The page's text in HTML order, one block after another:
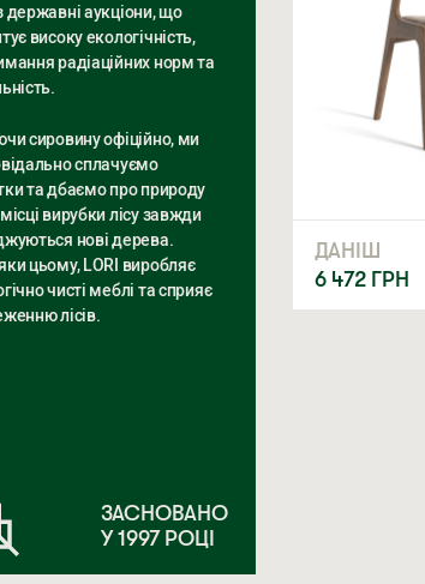
державні аукціони, що
високу екологічність,
радіаційних норм та
сировину офіційно, ми
сплачуємо
та дбаємо про природу
вирубки лісу завжди
нові дерева.
цьому, LORI виробляє
чисті меблі та сприяє
лісів.
ЗАСНОВАНО
У 1997 РОЦІ
ДАНІШ
6 472 ГРН